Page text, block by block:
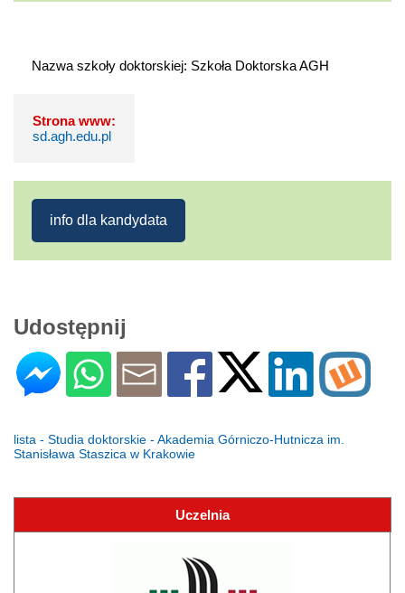
Nazwa szkoły doktorskiej: Szkoła Doktorska AGH
Strona www:
sd.agh.edu.pl
info dla kandydata
Udostępnij
lista - Studia doktorskie - Akademia Górniczo-Hutnicza im.
Stanisława Staszica w Krakowie
Uczelnia